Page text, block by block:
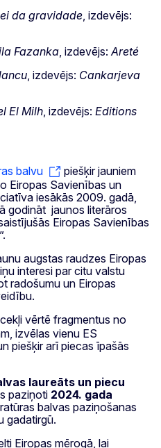
da gravidade, izdevējs:
Fazanka, izdevējs:Areté
, izdevējs: Cankarjeva
El Milh, izdevējs: Editions
balvu
piešķir jauniem
Eiropas Savienības un
iesākās 2009. gadā,
godināt jaunos literāros
Eiropas Savienības
augstas raudzes Eiropas
interesi par citu valstu
radošumu un Eiropas
vērtē fragmentus no
izvēlas vienu ES
piešķir arī piecas īpašās
laureāts un piecu
paziņoti 2024. gada
balvas paziņošanas
gadatirgū.
Eiropas mērogā, lai